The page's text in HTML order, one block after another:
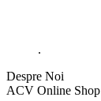
.
Despre Noi
ACV Online Shop